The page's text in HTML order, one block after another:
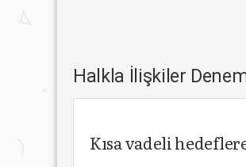
Halkla İlişkiler
Kısa vadeli